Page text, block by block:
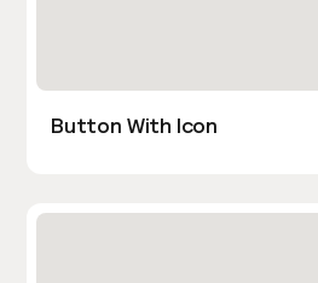
Button With Icon